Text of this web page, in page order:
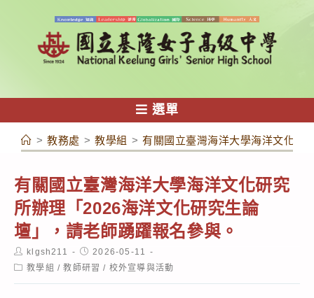
容
選單
> 教務處 > 教學組 > 有關國立臺灣海洋大學海洋文化研
有關國立臺灣海洋大學海洋文化研究
所辦理「2026海洋文化研究生論
壇」，請老師踴躍報名參與。
Post
author:
klgsh211
Post
published:
2026-05-11
Post教學組 / 教師研習 / 校外宣導與活動